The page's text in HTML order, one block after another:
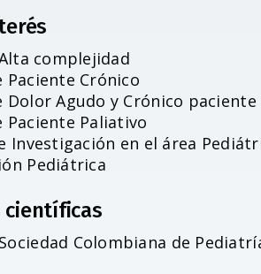
complejidad
Paciente Crónico
Dolor Agudo y Crónico
Paciente Paliativo
Investigación en el área
Pediátrica
científicas
Colombiana de